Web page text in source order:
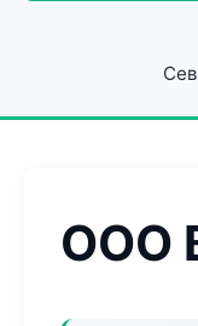
ООО